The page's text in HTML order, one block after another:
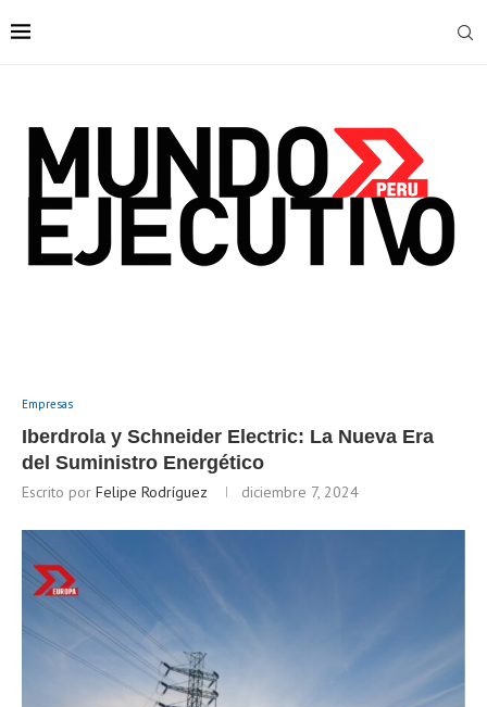
Empresas
Iberdrola y Schneider Electric: La Nueva Era
del Suministro Energético
Escrito por Felipe Rodríguez diciembre 7, 2024